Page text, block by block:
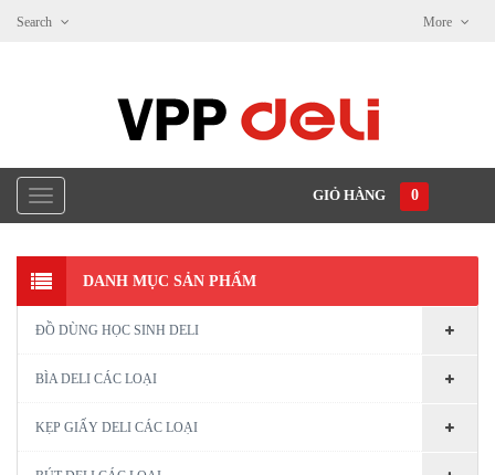
More
Search
GIỎ HÀNG 0
DANH MỤC SẢN PHẨM
ĐỒ DÙNG HỌC SINH DELI
BÌA DELI CÁC LOẠI
KẸP GIẤY DELI CÁC LOẠI